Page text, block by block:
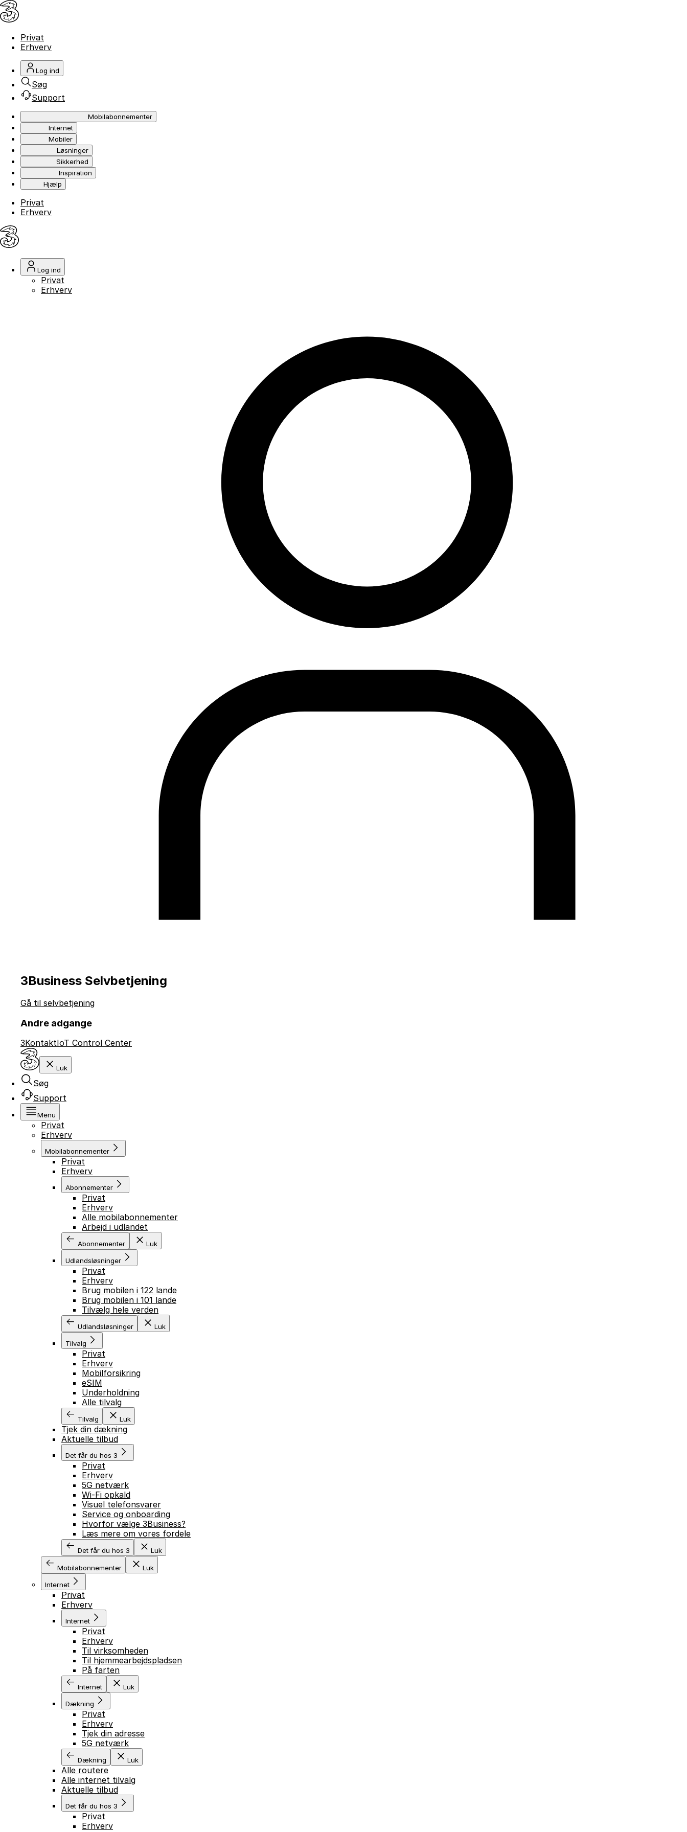
Privat
Erhverv
Log ind
Søg
Support
Mobilabonnementer
Internet
Mobiler
Løsninger
Sikkerhed
Inspiration
Hjælp
Privat
Erhverv
Log ind
Privat
Erhverv
3Business Selvbetjening
Gå til selvbetjening
Andre adgange
3KontaktIoT Control Center
Luk
Søg
Support
Menu
Privat
Erhverv
Mobilabonnementer
Privat
Erhverv
Abonnementer
Privat
Erhverv
Alle mobilabonnementer
Arbejd i udlandet
Abonnementer Luk
Udlandsløsninger
Privat
Erhverv
Brug mobilen i 122 lande
Brug mobilen i 101 lande
Tilvælg hele verden
Udlandsløsninger Luk
Tilvalg
Privat
Erhverv
Mobilforsikring
eSIM
Underholdning
Alle tilvalg
Tilvalg Luk
Tjek din dækning
Aktuelle tilbud
Det får du hos 3
Privat
Erhverv
5G netværk
Wi-Fi opkald
Visuel telefonsvarer
Service og onboarding
Hvorfor vælge 3Business?
Læs mere om vores fordele
Det får du hos 3 Luk
Mobilabonnementer Luk
Internet
Privat
Erhverv
Internet
Privat
Erhverv
Til virksomheden
Til hjemmearbejdspladsen
På farten
Internet Luk
Dækning
Privat
Erhverv
Tjek din adresse
5G netværk
Dækning Luk
Alle routere
Alle internet tilvalg
Aktuelle tilbud
Det får du hos 3
Privat
Erhverv